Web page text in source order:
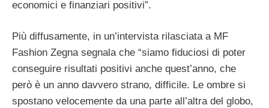
economici e finanziari positivi”.
Più diffusamente, in un’intervista rilasciata a MF
Fashion Zegna segnala che “siamo fiduciosi di poter
conseguire risultati positivi anche quest’anno, che
però è un anno davvero strano, difficile. Le ombre si
spostano velocemente da una parte all’altra del globo,